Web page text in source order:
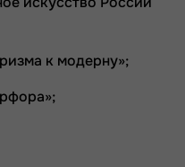
к модерну»;